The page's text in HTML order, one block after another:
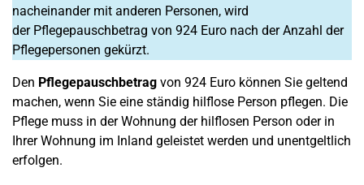
nacheinander mit anderen Personen, wird
der Pflegepauschbetrag von 924 Euro nach der Anzahl der
Pflegepersonen gekürzt.
Den Pflegepauschbetrag von 924 Euro können Sie geltend
machen, wenn Sie eine ständig hilflose Person pflegen. Die
Pflege muss in der Wohnung der hilflosen Person oder in
Ihrer Wohnung im Inland geleistet werden und unentgeltlich
erfolgen.